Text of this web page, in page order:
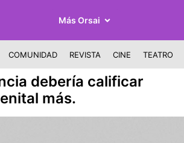
Más Orsai
COMUNIDAD REVISTA CINE TEATRO
debería calificar
más.